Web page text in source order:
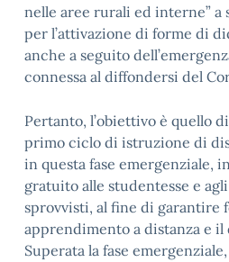
nelle aree rurali ed interne” a
per l’attivazione di forme di
anche a seguito
connessa al diffondersi del
Pertanto, l’obiettivo è quello
primo ciclo di istruzione di
in questa fase emergenziale,
gratuito alle studentesse e
sprovvisti, al fine di garantire
apprendimento a distanza e
Superata la fase